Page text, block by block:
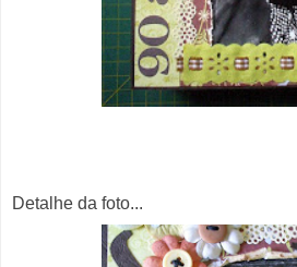
Detalhe da foto...